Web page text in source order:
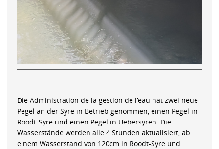
Die Administration de la gestion de l’eau hat zwei neue
Pegel an der Syre in Betrieb genommen, einen Pegel in
Roodt-Syre und einen Pegel in Uebersyren. Die
Wasserstände werden alle 4 Stunden aktualisiert, ab
einem Wasserstand von 120cm in Roodt-Syre und